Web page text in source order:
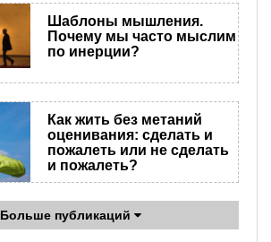
Шаблоны мышления.
Почему мы часто мыслим
по инерции?
Как жить без метаний
оценивания: сделать и
пожалеть или не сделать
и пожалеть?
Больше публикаций